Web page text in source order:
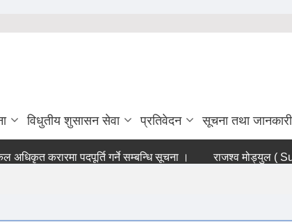
विधुतीय शुसासन सेवा प्रतिवेदन सूचना तथा जानकारी
करारमा पदपूर्ति गर्ने सम्बन्धि सूचना । राजश्व मोड्युल (